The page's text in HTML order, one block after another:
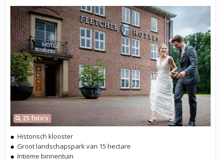
25 foto's
Historisch klooster
Groot landschapspark van 15 hectare
Intieme binnentuin